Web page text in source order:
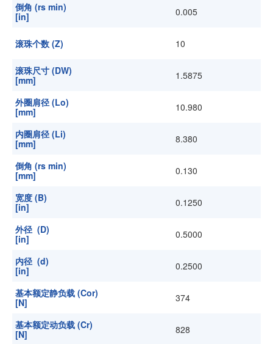
倒角 (rs min)
[in]
0.005
滚珠个数 (Z) 10
滚珠尺寸 (DW)
[mm]
1.5875
外圈肩径 (Lo)
[mm]
10.980
内圈肩径 (Li)
[mm]
8.380
倒角 (rs min)
[mm]
0.130
宽度 (B)
[in]
0.1250
外径 (D)
[in]
0.5000
内径 (d)
[in]
0.2500
基本额定静负载 (Cor)
[N]
374
基本额定动负载 (Cr)
[N]
828